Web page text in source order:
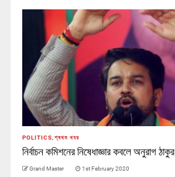
POLITICS প্ৰথম খবর
নির্বাচন কমিশনের নিষেধাজ্ঞার কবলে অনুরাগ ঠাকুর
Grand Master 1st February 2020